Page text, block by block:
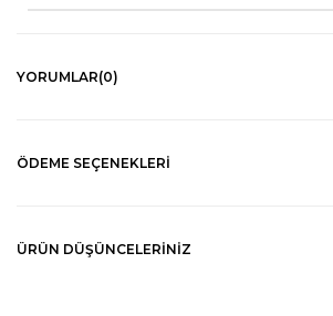
YORUMLAR(0)
ÖDEME SEÇENEKLERI
ÜRÜN DÜŞÜNCELERINIZ